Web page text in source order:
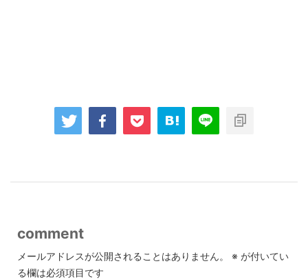
comment
メールアドレスが公開されることはありません。 ※ が付いてい
る欄は必須項目です